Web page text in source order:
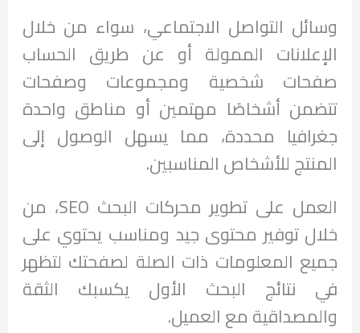
وسائل التواصل الاجتماعي، سواء من خلال
الإعلانات الممولة أو عن طريق الحساب
صفحات شخصية ومجموعات وصفحات
تتضمن أشخاصًا مهتمين أو مناطق واحدة
جغرافيا محددة، مما يسهل الوصول إلى
المنتج للأشخاص المناسبين.
العمل على تطوير محركات البحث SEO، من
خلال توفير محتوى جيد ومناسب يحتوي على
جميع المعلومات ذات الصلة لصفحتك لتظهر
في نتائج البحث الأول يكسبك الثقة
والمصداقية مع العميل.